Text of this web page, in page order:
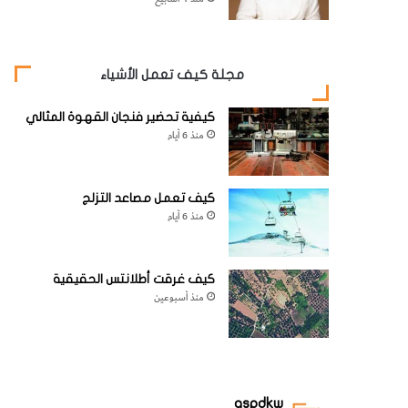
مجلة كيف تعمل الأشياء
كيفية تحضير فنجان القهوة المثالي
منذ 6 أيام
كيف تعمل مصاعد التزلج
منذ 6 أيام
كيف غرقت أطلانتس الحقيقية
منذ أسبوعين
aspdkw